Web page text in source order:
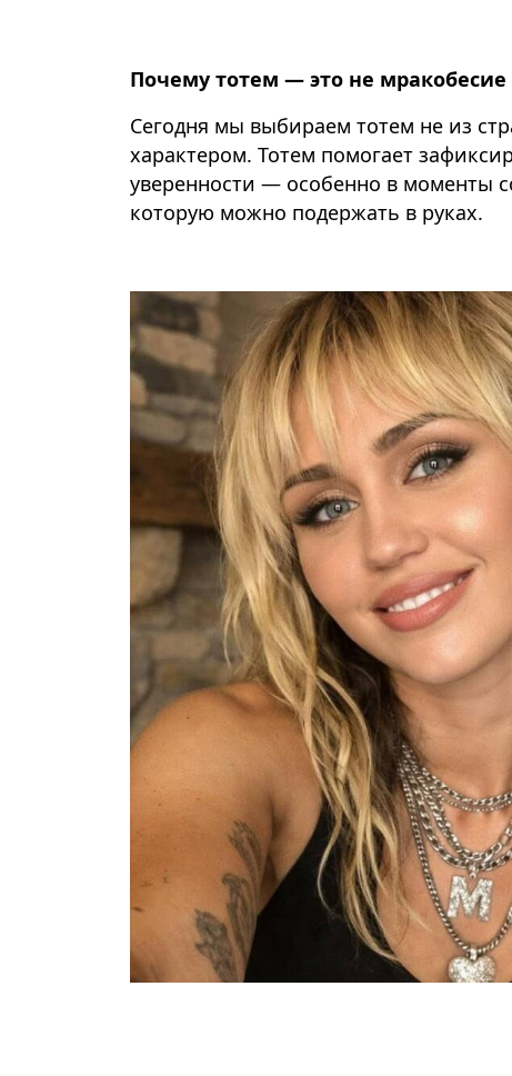
Почему тотем — это не
Сегодня мы выбираем тотем не из
характером. Тотем помогает
уверенности — особенно в моменты
которую можно подержать в руках.